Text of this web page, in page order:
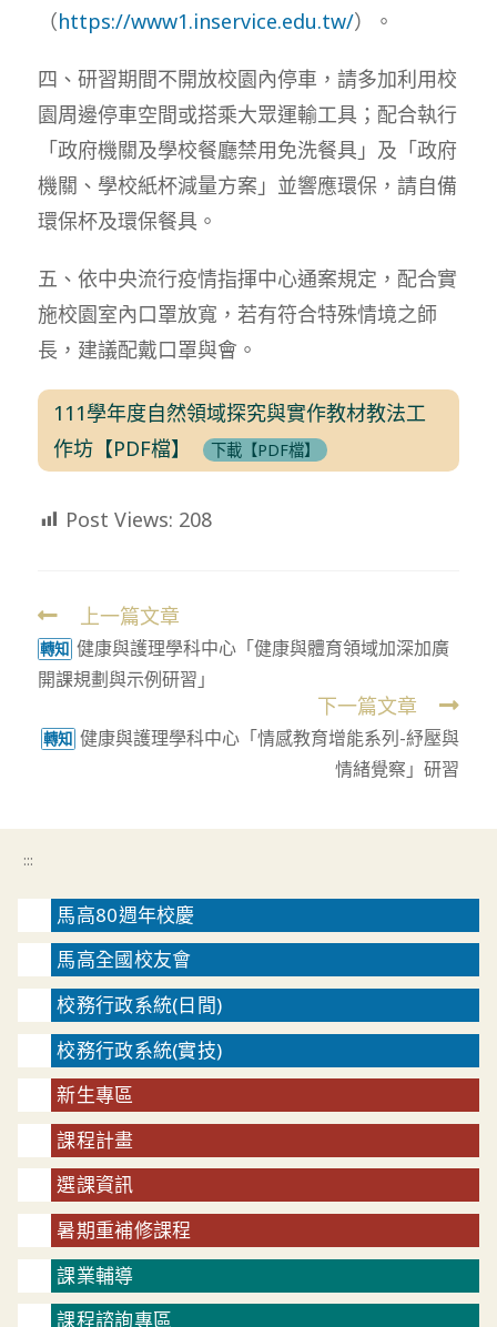
（https://www1.inservice.edu.tw/）。
四、研習期間不開放校園內停車，請多加利用校
園周邊停車空間或搭乘大眾運輸工具；配合執行
「政府機關及學校餐廳禁用免洗餐具」及「政府
機關、學校紙杯減量方案」並響應環保，請自備
環保杯及環保餐具。
五、依中央流行疫情指揮中心通案規定，配合實
施校園室內口罩放寬，若有符合特殊情境之師
長，建議配戴口罩與會。
111學年度自然領域探究與實作教材教法工
作坊【PDF檔】
下載【PDF檔】
Post Views: 208
Read
more
articles
上一篇文章
轉知 健康與護理學科中心「健康與體育領域加深加廣
開課規劃與示例研習」
下一篇文章
轉知 健康與護理學科中心「情感教育增能系列-紓壓與
情緒覺察」研習
:::
馬高80週年校慶
馬高全國校友會
校務行政系統(日間)
校務行政系統(實技)
新生專區
課程計畫
選課資訊
暑期重補修課程
課業輔導
課程諮詢專區